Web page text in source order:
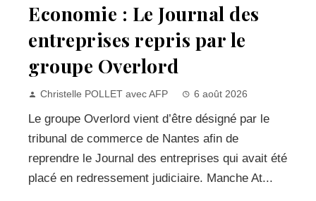
Economie : Le Journal des
entreprises repris par le
groupe Overlord
Christelle POLLET avec AFP 6 août 2026
Le groupe Overlord vient d’être désigné par le
tribunal de commerce de Nantes afin de
reprendre le Journal des entreprises qui avait été
placé en redressement judiciaire. Manche At...